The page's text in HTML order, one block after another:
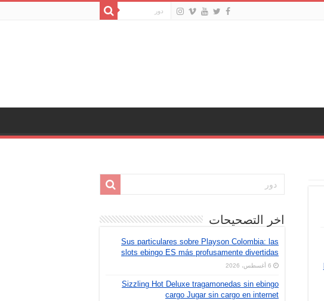
اخر التصحيحات
Sus particulares sobre Playson Colombia: las
slots ebingo ES más profusamente divertidas
6 أغسطس، 2026
Sizzling Hot Deluxe tragamonedas sin ebingo
cargo Jugar sin cargo en internet